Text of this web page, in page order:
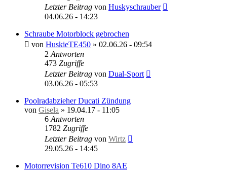
Letzter Beitrag von Huskyschrauber
04.06.26 - 14:23
Schraube Motorblock gebrochen
von HuskieTE450 » 02.06.26 - 09:54
2 Antworten
473 Zugriffe
Letzter Beitrag von Dual-Sport
03.06.26 - 05:53
Poolradabzieher Ducati Zündung
von Gisela » 19.04.17 - 11:05
6 Antworten
1782 Zugriffe
Letzter Beitrag von Wirtz
29.05.26 - 14:45
Motorrevision Te610 Dino 8AE